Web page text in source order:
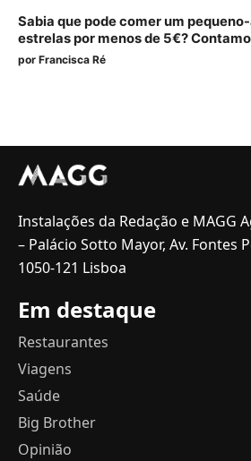
Sabia que pode comer um
estrelas por menos de 5€?
por Francisca Ré
Instalações da Redação e MAGG
– Palácio Sotto Mayor, Av. Fontes
1050-121 Lisboa
Em destaque
Restaurantes
Viagens
Saúde
Big Brother
Opinião